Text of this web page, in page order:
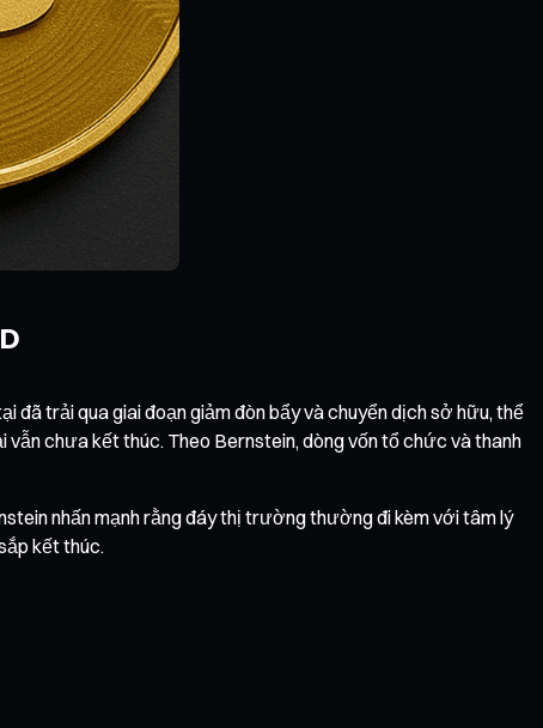
đã trải qua giai đoạn giảm đòn bẩy và chuyển dịch sở hữu, thể
vẫn chưa kết thúc. Theo Bernstein, dòng vốn tổ chức và thanh
nhấn mạnh rằng đáy thị trường thường đi kèm với tâm lý
kết thúc.